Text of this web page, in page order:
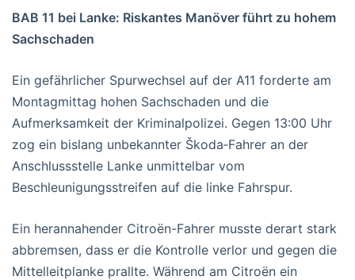
BAB 11 bei Lanke: Riskantes Manöver führt zu hohem
Sachschaden
Ein gefährlicher Spurwechsel auf der A11 forderte am
Montagmittag hohen Sachschaden und die
Aufmerksamkeit der Kriminalpolizei. Gegen 13:00 Uhr
zog ein bislang unbekannter Škoda‑Fahrer an der
Anschlussstelle Lanke unmittelbar vom
Beschleunigungsstreifen auf die linke Fahrspur.
Ein herannahender Citroën-Fahrer musste derart stark
abbremsen, dass er die Kontrolle verlor und gegen die
Mittelleitplanke prallte. Während am Citroën ein